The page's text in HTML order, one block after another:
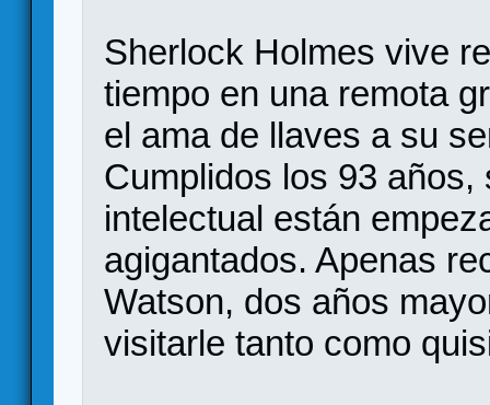
Sherlock Holmes vive
tiempo en una remota
el ama de llaves a su
Cumplidos los 93
intelectual están
agigantados. Apenas
Watson, dos años
visitarle tanto como